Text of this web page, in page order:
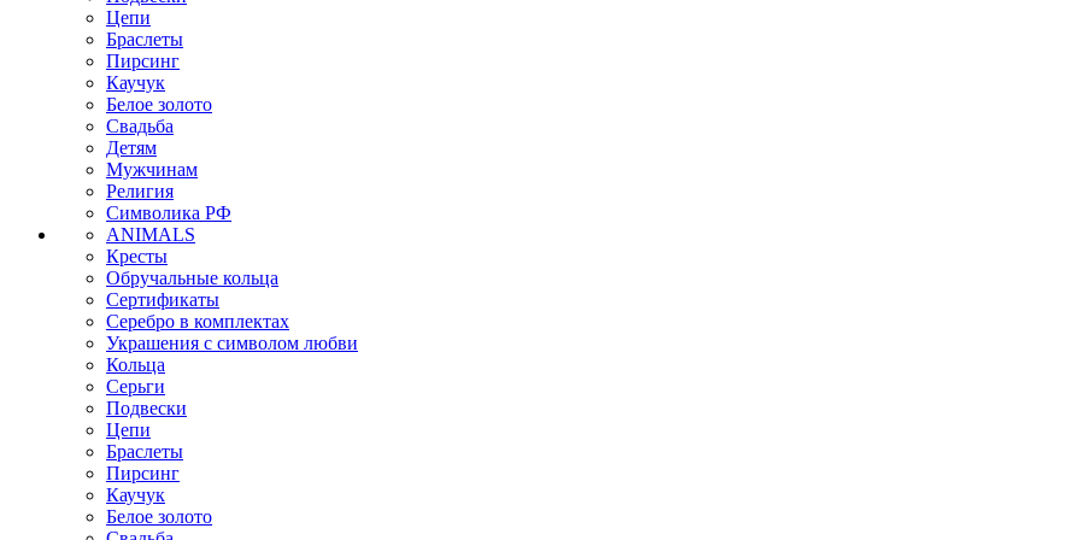
Цепи
Браслеты
Пирсинг
Каучук
Белое золото
Свадьба
Детям
Мужчинам
Религия
Символика РФ
ANIMALS
Кресты
Обручальные кольца
Сертификаты
Серебро в комплектах
Украшения с символом любви
Кольца
Серьги
Подвески
Цепи
Браслеты
Пирсинг
Каучук
Белое золото